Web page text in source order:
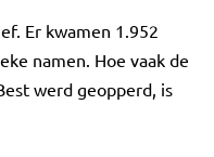
Er kwamen 1.952
namen. Hoe vaak de
werd geopperd, is